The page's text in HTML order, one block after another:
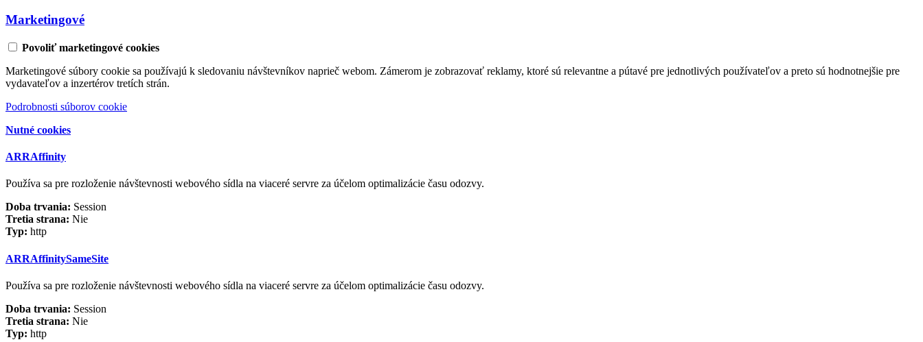
Marketingové
Povoliť marketingové cookies
Marketingové súbory cookie sa používajú k sledovaniu návštevníkov naprieč webom. Zámerom je zobrazovať reklamy, ktoré sú relevantne a pútavé pre jednotlivých používateľov a preto sú hodnotnejšie pre
vydavateľov a inzertérov tretích strán.
Podrobnosti súborov cookie
Nutné cookies
ARRAffinity
Používa sa pre rozloženie návštevnosti webového sídla na viaceré servre za účelom optimalizácie času odozvy.
Doba trvania: Session
Tretia strana: Nie
Typ: http
ARRAffinitySameSite
Používa sa pre rozloženie návštevnosti webového sídla na viaceré servre za účelom optimalizácie času odozvy.
Doba trvania: Session
Tretia strana: Nie
Typ: http